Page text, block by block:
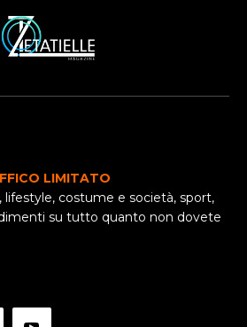
LIMITATO
lifestyle, costume e società, sport,
su tutto quanto non dovete